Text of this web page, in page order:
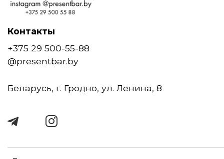
Контакты
+375 29 500-55-88
@presentbar.by
Беларусь, г. Гродно, ул. Ленина, 8